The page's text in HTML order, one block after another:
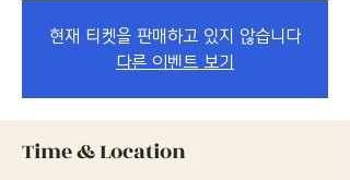
현재 티켓을 판매하고 있지 않습니다
다른 이벤트 보기
Time & Location